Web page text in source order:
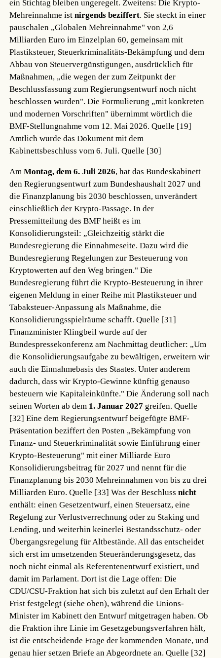
ein Stichtag bleiben ungeregelt. Zweitens: Die Krypto-
Mehreinnahme istnirgends beziffert. Sie steckt in einer
pauschalen „Globalen Mehreinnahme" von 2,6
Milliarden Euro im Einzelplan 60, gemeinsam mit
Plastiksteuer, Steuerkriminalitäts-Bekämpfung und dem
Abbau von Steuervergünstigungen, ausdrücklich für
Maßnahmen, „die wegen der zum Zeitpunkt der
Beschlussfassung zum Regierungsentwurf noch nicht
beschlossen wurden". Die Formulierung „mit konkreten
und modernen Vorschriften" übernimmt wörtlich die
BMF-Stellungnahme vom 12. Mai 2026.Quelle [19]
Amtlich wurde das Dokument mit dem
Kabinettsbeschluss vom 6. Juli.Quelle [30]
AmMontag, dem 6. Juli 2026, hat das Bundeskabinett
den Regierungsentwurf zum Bundeshaushalt 2027 und
die Finanzplanung bis 2030 beschlossen, unverändert
einschließlich der Krypto-Passage. In der
Pressemitteilung des BMF heißt es im
Konsolidierungsteil: „Gleichzeitig stärkt die
Bundesregierung die Einnahmeseite. Dazu wird die
Bundesregierung Regelungen zur Besteuerung von
Kryptowerten auf den Weg bringen." Die
Bundesregierung führt die Krypto-Besteuerung in ihrer
eigenen Meldung in einer Reihe mit Plastiksteuer und
Tabaksteuer-Anpassung als Maßnahme, die
Konsolidierungsspielräume schafft.Quelle [31]
Finanzminister Klingbeil wurde auf der
Bundespressekonferenz am Nachmittag deutlicher: „Um
die Konsolidierungsaufgabe zu bewältigen, erweitern wir
auch die Einnahmebasis des Staates. Unter anderem
dadurch, dass wir Krypto-Gewinne künftig genauso
besteuern wie Kapitaleinkünfte." Die Änderung soll nach
seinen Worten ab dem 1. Januar 2027 greifen.Quelle
[32] Eine dem Regierungsentwurf beigefügte BMF-
Präsentation beziffert den Posten „Bekämpfung von
Finanz- und Steuerkriminalität sowie Einführung einer
Krypto-Besteuerung" mit einer Milliarde Euro
Konsolidierungsbeitrag für 2027 und nennt für die
Finanzplanung bis 2030 Mehreinnahmen von bis zu drei
Milliarden Euro.Quelle [33] Was der Beschlussnicht
enthält: einen Gesetzentwurf, einen Steuersatz, eine
Regelung zur Verlustverrechnung oder zu Staking und
Lending, und weiterhin keinerlei Bestandsschutz- oder
Übergangsregelung für Altbestände. All das entscheidet
sich erst im umsetzenden Steueränderungsgesetz, das
noch nicht einmal als Referentenentwurf existiert, und
damit im Parlament. Dort ist die Lage offen: Die
CDU/CSU-Fraktion hat sich bis zuletzt auf den Erhalt der
Frist festgelegt (siehe oben), während die Unions-
Minister im Kabinett den Entwurf mitgetragen haben. Ob
die Fraktion ihre Linie im Gesetzgebungsverfahren hält,
ist die entscheidende Frage der kommenden Monate, und
genau hier setzen Briefe an Abgeordnete an.Quelle [32]